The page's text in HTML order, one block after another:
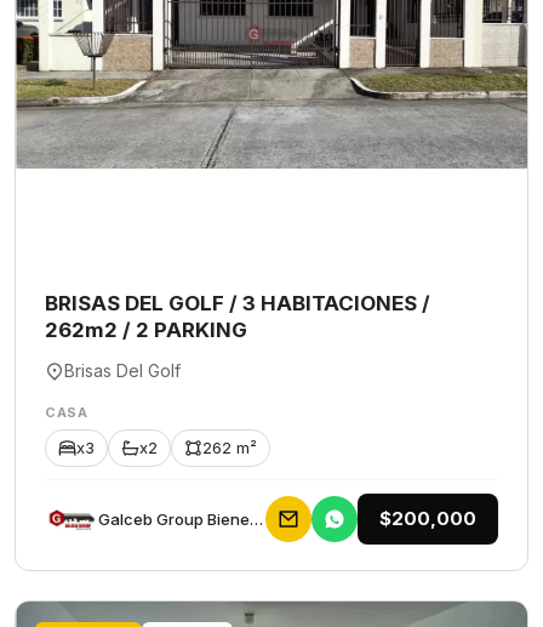
BRISAS DEL GOLF / 3 HABITACIONES /
262m2 / 2 PARKING
Brisas Del Golf
CASA
x3 x2 262 m²
Galceb Group Bienes Raices $200,000